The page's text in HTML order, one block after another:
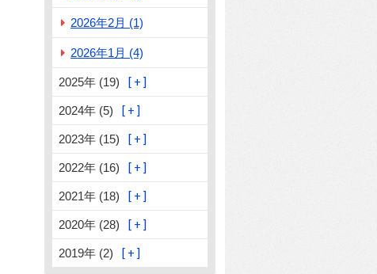
2026年2月 (1)
2026年1月 (4)
2025年 (19)
2024年 (5)
2023年 (15)
2022年 (16)
2021年 (18)
2020年 (28)
2019年 (2)